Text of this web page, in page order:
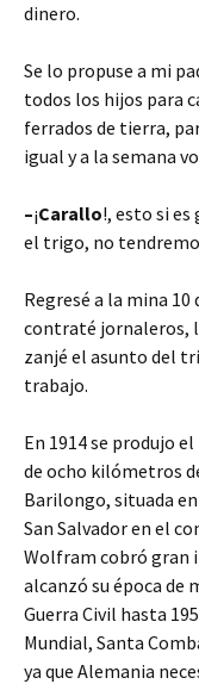
dinero.
Se lo propuse a mi
todos los hijos para
ferrados de tierra,
igual y a la semana
–¡Carallo!, esto si
el trigo, no
Regresé a la mina 10
contraté jornaleros,
zanjé el asunto del
trabajo.
En 1914 se produjo
de ocho kilómetros
Barilongo, situada
San Salvador en el
Wolfram cobró gran
alcanzó su época de
Guerra Civil hasta
Mundial, Santa
ya que Alemania